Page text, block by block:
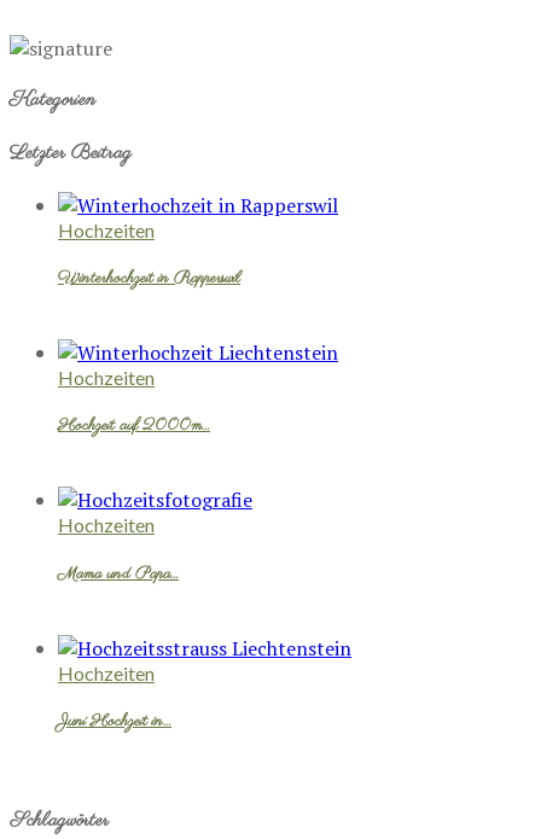
Kategorien
Letzter Beitrag
Hochzeiten
Winterhochzeit in Rapperswil
Hochzeiten
Hochzeit auf 2000m…
Hochzeiten
Mama und Papa…
Hochzeiten
Juni Hochzeit in…
Schlagwörter